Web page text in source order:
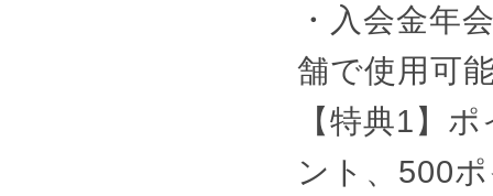
・入会金年
舗で使用可
【特典1】
ント、500